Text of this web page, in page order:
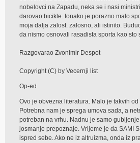
nobelovci na Zapadu, neka se i nasi
darovao bicikle. Ionako je porazno malo
moja dalja zalost. zalosno, ali istinito.
da nismo osnovali rasadista sporta kao
Razgovarao Zvonimir Despot
Copyright (C) by Vecernji list
Op-ed
Ovo je obvezna literatura. Malo je takvih
Potrebna nam je sprega umova sada, a
potreban na vrhu. Nadnu je samo
josmanje prepoznaje. Vrijeme je da SAMI
ispred sebe. Ako ne iz altruizma, onda iz